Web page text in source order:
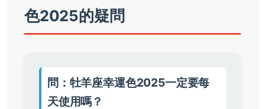
色2025的疑問
問：牡羊座幸運色2025一定要每
天使用嗎？